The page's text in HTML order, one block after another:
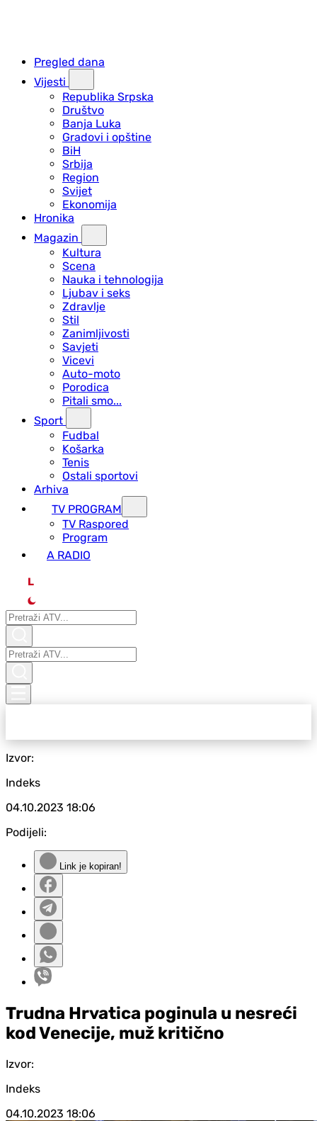
Pregled dana
Vijesti
Republika Srpska
Društvo
Banja Luka
Gradovi i opštine
BiH
Srbija
Region
Svijet
Ekonomija
Hronika
Magazin
Kultura
Scena
Nauka i tehnologija
Ljubav i seks
Zdravlje
Stil
Zanimljivosti
Savjeti
Vicevi
Auto-moto
Porodica
Pitali smo...
Sport
Fudbal
Košarka
Tenis
Ostali sportovi
Arhiva
TV PROGRAM
ТV Raspored
Program
A RADIO
L
Izvor:
Indeks
04.10.2023 18:06
Podijeli:
Link je kopiran!
Trudna Hrvatica poginula u nesreći
kod Venecije, muž kritično
Izvor:
Indeks
04.10.2023 18:06